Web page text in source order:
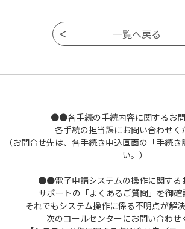
●●各手続の手続内容に関するお
各手続の担当課にお問い合わせく
（お問合せ先は、各手続き申込画面の「手続
い。）
――――――――――――――――――――――――――――――――――――――――――――――――――
●●電子申請システムの操作に関す
サポートの「よくあるご質問」を御確
それでもシステム操作に係る不明点が解
次のコールセンターにお問い合わせ